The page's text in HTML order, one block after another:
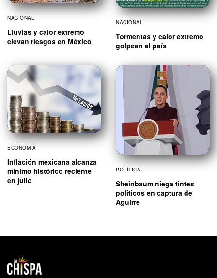
NACIONAL
Lluvias y calor extremo
elevan riesgos en México
NACIONAL
Tormentas y calor extremo
golpean al país
ECONOMÍA
Inflación mexicana alcanza
mínimo histórico reciente
en julio
POLÍTICA
Sheinbaum niega tintes
políticos en captura de
Aguirre